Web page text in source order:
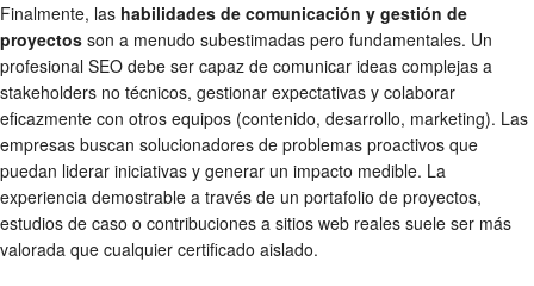
Finalmente, las habilidades de comunicación y gestión de
proyectos son a menudo subestimadas pero fundamentales. Un
profesional SEO debe ser capaz de comunicar ideas complejas a
stakeholders no técnicos, gestionar expectativas y colaborar
eficazmente con otros equipos (contenido, desarrollo, marketing). Las
empresas buscan solucionadores de problemas proactivos que
puedan liderar iniciativas y generar un impacto medible. La
experiencia demostrable a través de un portafolio de proyectos,
estudios de caso o contribuciones a sitios web reales suele ser más
valorada que cualquier certificado aislado.